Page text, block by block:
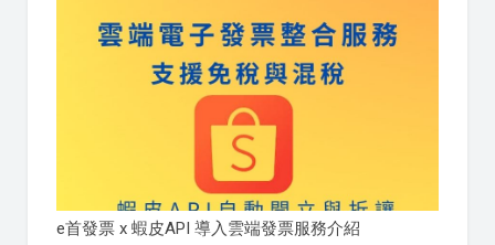
e首發票 x 蝦皮API 導入雲端發票服務介紹